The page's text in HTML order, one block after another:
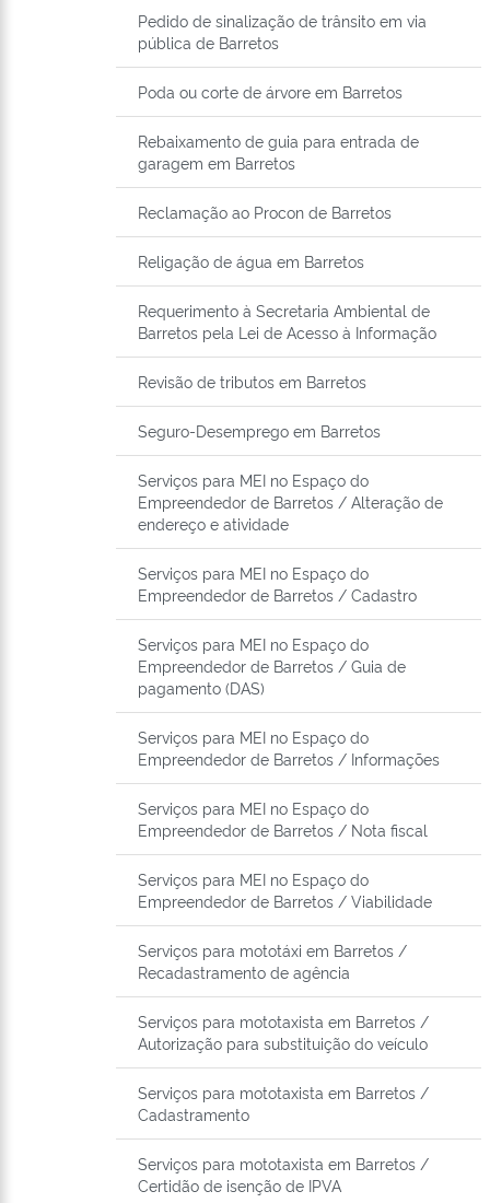
Pedido de sinalização de trânsito em via
pública de Barretos
Poda ou corte de árvore em Barretos
Rebaixamento de guia para entrada de
garagem em Barretos
Reclamação ao Procon de Barretos
Religação de água em Barretos
Requerimento à Secretaria Ambiental de
Barretos pela Lei de Acesso à Informação
Revisão de tributos em Barretos
Seguro-Desemprego em Barretos
Serviços para MEI no Espaço do
Empreendedor de Barretos / Alteração de
endereço e atividade
Serviços para MEI no Espaço do
Empreendedor de Barretos / Cadastro
Serviços para MEI no Espaço do
Empreendedor de Barretos / Guia de
pagamento (DAS)
Serviços para MEI no Espaço do
Empreendedor de Barretos / Informações
Serviços para MEI no Espaço do
Empreendedor de Barretos / Nota fiscal
Serviços para MEI no Espaço do
Empreendedor de Barretos / Viabilidade
Serviços para mototáxi em Barretos /
Recadastramento de agência
Serviços para mototaxista em Barretos /
Autorização para substituição do veículo
Serviços para mototaxista em Barretos /
Cadastramento
Serviços para mototaxista em Barretos /
Certidão de isenção de IPVA